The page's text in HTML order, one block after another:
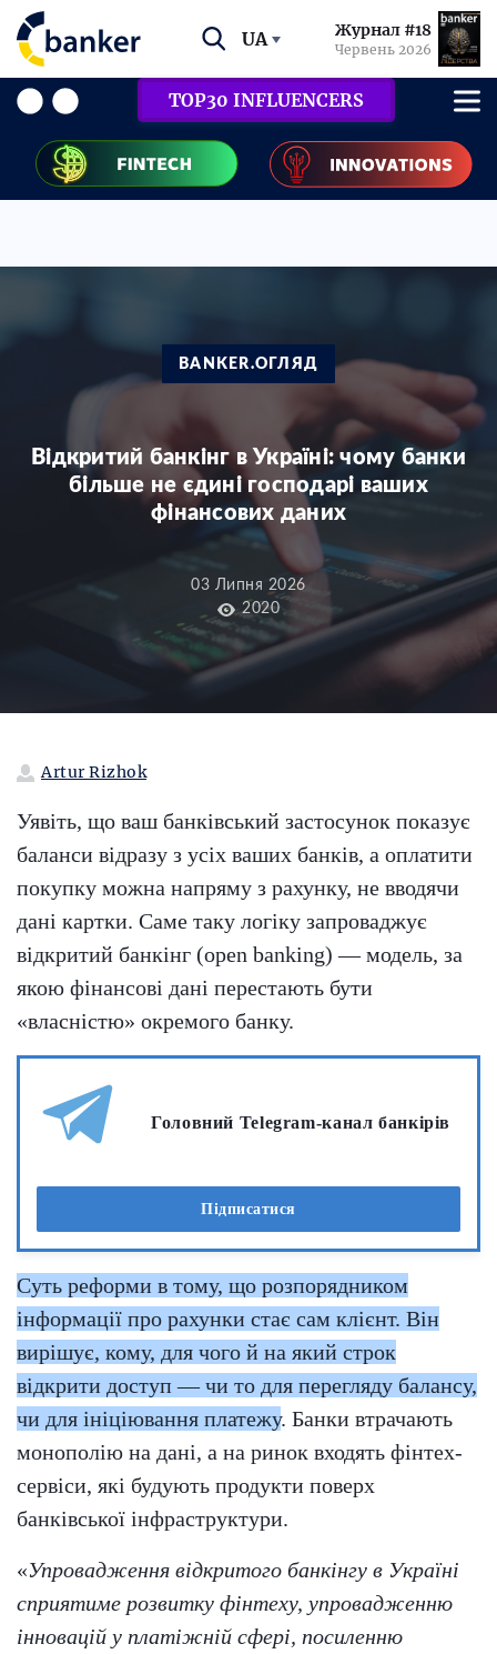
UA Журнал #18
Червень 2026
TOP30 INFLUENCERS
BANKER.ОГЛЯД
Відкритий банкінг в Україні: чому банки
більше не єдині господарі ваших
фінансових даних
03 Липня 2026
2020
Artur Rizhok
Уявіть, що ваш банківський застосунок показує
баланси відразу з усіх ваших банків, а оплатити
покупку можна напряму з рахунку, не вводячи
дані картки. Саме таку логіку запроваджує
відкритий банкінг (open banking) — модель, за
якою фінансові дані перестають бути
«власністю» окремого банку.
Головний Telegram-канал банкірів
Підписатися
Суть реформи в тому, що розпорядником
інформації про рахунки стає сам клієнт. Він
вирішує, кому, для чого й на який строк
відкрити доступ — чи то для перегляду балансу,
чи для ініціювання платежу. Банки втрачають
монополію на дані, а на ринок входять фінтех-
сервіси, які будують продукти поверх
банківської інфраструктури.
«Упровадження відкритого банкінгу в Україні
сприятиме розвитку фінтеху, упровадженню
інновацій у платіжній сфері, посиленню